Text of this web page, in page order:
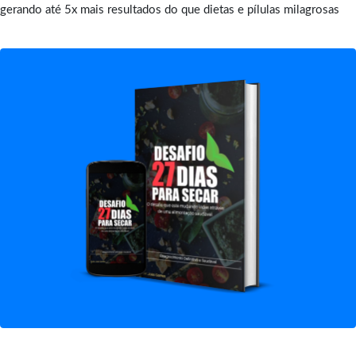
gerando até 5x mais resultados do que dietas e pílulas milagrosas